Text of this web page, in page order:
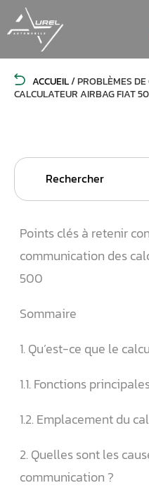
ACCUEIL/PROBLÈMES
CALCULATEUR AIRBAG FIAT
Search
Points clés à retenir
communication des
500
Sommaire
1. Qu’est-ce que le
1.1. Fonctions
1.2. Emplacement du
2. Quelles sont les
communication ?